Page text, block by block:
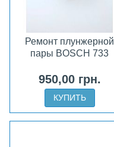
Ремонт плунжерной
пары BOSCH 733
950,00 грн.
КУПИТЬ